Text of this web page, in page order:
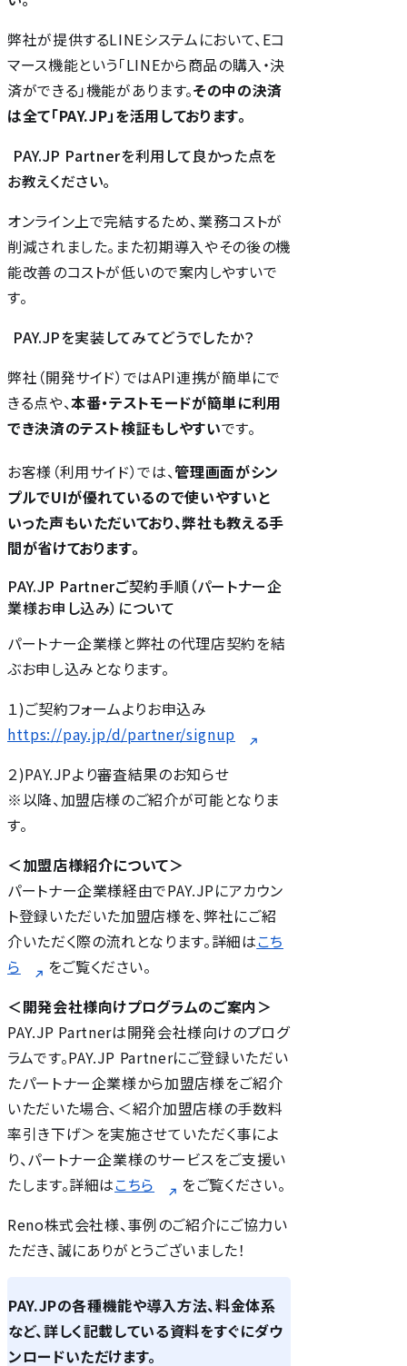
弊社が提供するLINEシステムにおいて、Eコ
マース機能という「LINEから商品の購入・決
済ができる」機能があります。その中の決済
は全て「PAY.JP」を活用しております。
PAY.JP Partnerを利用して良かった点を
お教えください。
オンライン上で完結するため、業務コストが
削減されました。また初期導入やその後の機
能改善のコストが低いので案内しやすいで
す。
PAY.JPを実装してみてどうでしたか？
弊社（開発サイド）ではAPI連携が簡単にで
きる点や、本番・テストモードが簡単に利用
でき決済のテスト検証もしやすいです。
お客様（利用サイド）では、管理画面がシン
プルでUIが優れているので使いやすいと
いった声もいただいており、弊社も教える手
間が省けております。
PAY.JP Partnerご契約手順（パートナー企
業様お申し込み）について
パートナー企業様と弊社の代理店契約を結
ぶお申し込みとなります。
１)ご契約フォームよりお申込み
https://pay.jp/d/partner/signup
２)PAY.JPより審査結果のお知らせ
※以降、加盟店様のご紹介が可能となりま
す。
＜加盟店様紹介について＞
パートナー企業様経由でPAY.JPにアカウン
ト登録いただいた加盟店様を、弊社にご紹
介いただく際の流れとなります。詳細はこち
ら
をご覧ください。
＜開発会社様向けプログラムのご案内＞
PAY.JP Partnerは開発会社様向けのプログ
ラムです。PAY.JP Partnerにご登録いただい
たパートナー企業様から加盟店様をご紹介
いただいた場合、＜紹介加盟店様の手数料
率引き下げ＞を実施させていただく事によ
り、パートナー企業様のサービスをご支援い
たします。詳細はこちら
をご覧ください。
Reno株式会社様、事例のご紹介にご協力い
ただき、誠にありがとうございました！
PAY.JPの各種機能や導入方法、料金体系
など、詳しく記載している資料をすぐにダウ
ンロードいただけます。